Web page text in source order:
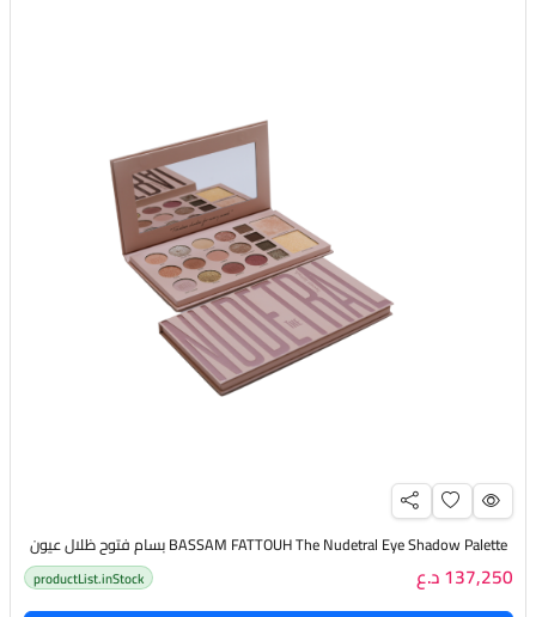
BASSAM FATTOUH The Nudetral Eye Shadow Palette بسام فتوح ظلال عيون
137,250 د.ع productList.inStock